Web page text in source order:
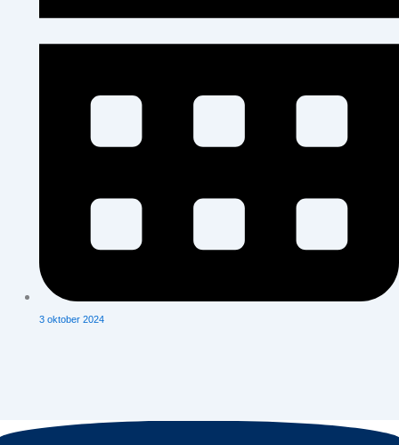
3 oktober 2024